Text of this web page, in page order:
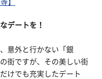
】
デートを！
意外と行かない「銀
街ですが、その美しい街
けでも充実したデート